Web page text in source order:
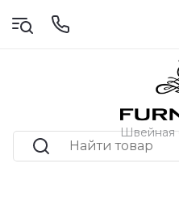
Швейная